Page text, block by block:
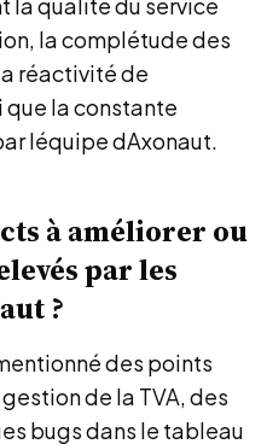
la complétude des
réactivité de
la constante
léquipe dAxonaut.
à améliorer ou
par les
?
des points
de la TVA, des
bugs dans le tableau